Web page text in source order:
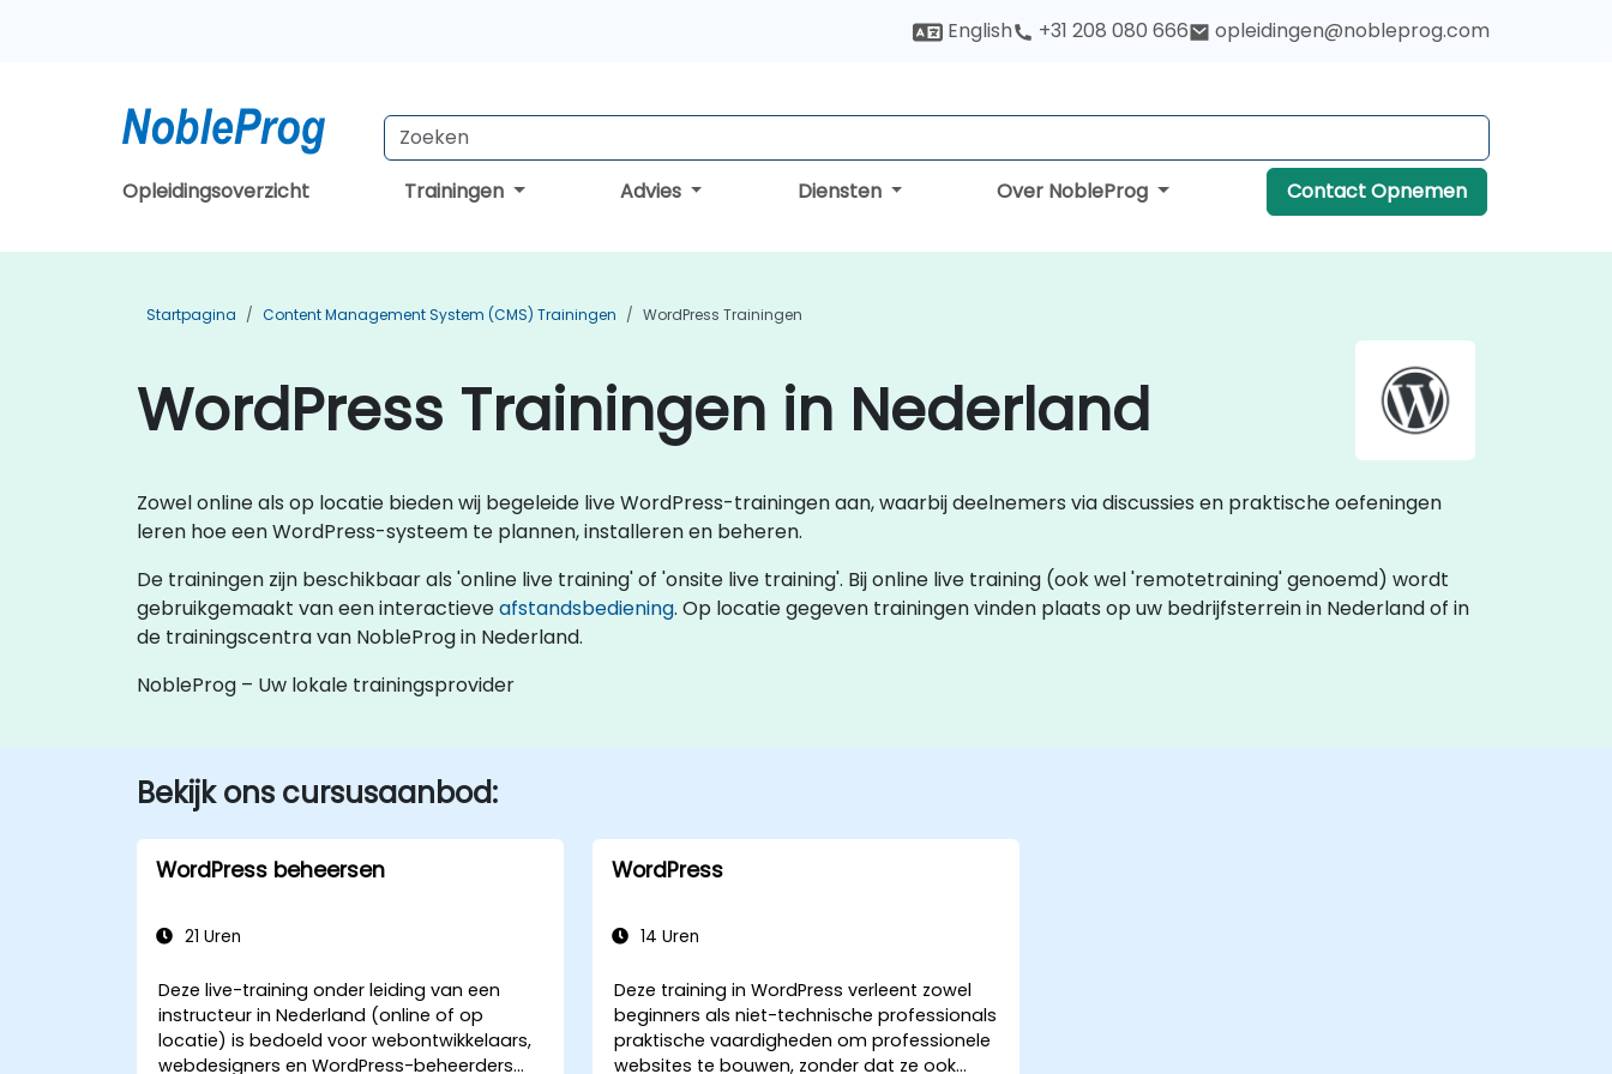
English +31 208 080 666 opleidingen@nobleprog.com
Opleidingsoverzicht Trainingen Advies Diensten Over NobleProg Contact Opnemen
Startpagina Content Management System (CMS) Trainingen WordPress Trainingen
WordPress Trainingen in Nederland
Zowel online als op locatie bieden wij begeleide live WordPress-trainingen aan, waarbij deelnemers via discussies en praktische oefeningen
leren hoe een WordPress-systeem te plannen, installeren en beheren.
De trainingen zijn beschikbaar als 'online live training' of 'onsite live training'. Bij online live training (ook wel 'remotetraining' genoemd) wordt
gebruikgemaakt van een interactieveafstandsbediening. Op locatie gegeven trainingen vinden plaats op uw bedrijfsterrein in Nederland of in
de trainingscentra van NobleProg in Nederland.
NobleProg – Uw lokale trainingsprovider
Bekijk ons cursusaanbod:
WordPress beheersen
21 Uren
Deze live-training onder leiding van een
instructeur in Nederland (online of op
locatie) is bedoeld voor webontwikkelaars,
webdesigners en WordPress-beheerders
WordPress
14 Uren
Deze training in WordPress verleent zowel
beginners als niet-technische professionals
praktische vaardigheden om professionele
websites te bouwen, zonder dat ze ook